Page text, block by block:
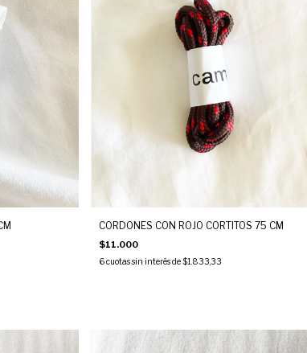
CORDONES CON ROJO CORTITOS 75 CM
$11.000
6cuotas sin interés de$1.833,33